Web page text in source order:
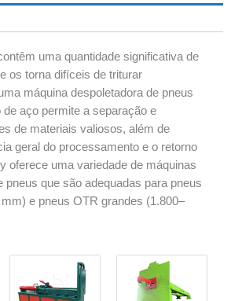
uma quantidade significativa de
os torna difíceis de triturar
máquina despoletadora de pneus
de aço permite a separação e
de materiais valiosos, além de
geral do processamento e o retorno
oferece uma variedade de máquinas
pneus que são adequadas para pneus
e pneus OTR grandes (1.800–